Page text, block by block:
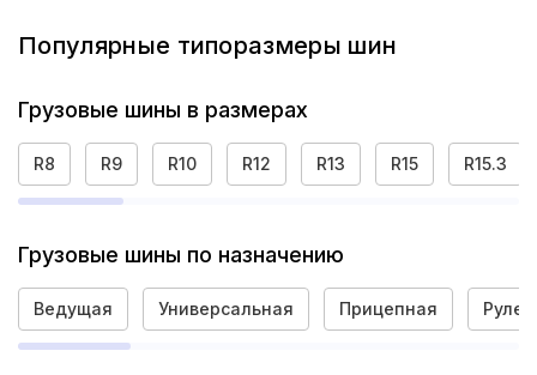
Популярные типоразмеры шин
Грузовые шины в размерах
R8 R9 R10 R12 R13 R15 R15.3
Грузовые шины по назначению
Ведущая Универсальная Прицепная